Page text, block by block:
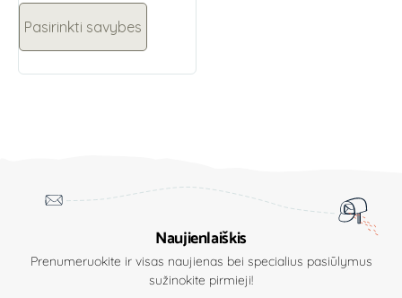
Pasirinkti savybes
Naujienlaiškis
Prenumeruokite ir visas naujienas bei specialius pasiūlymus
sužinokite pirmieji!